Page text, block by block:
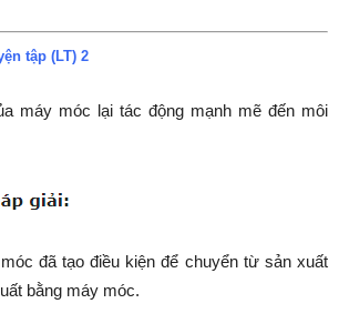
tập (LT) 2
máy móc lại tác động mạnh mẽ đến môi
đã tạo điều kiện để chuyển từ sản xuất
bằng máy móc.